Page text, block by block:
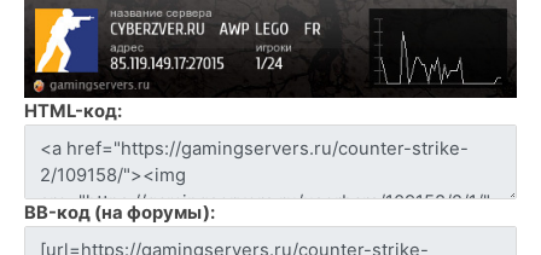
HTML-код:
BB-код (на форумы):